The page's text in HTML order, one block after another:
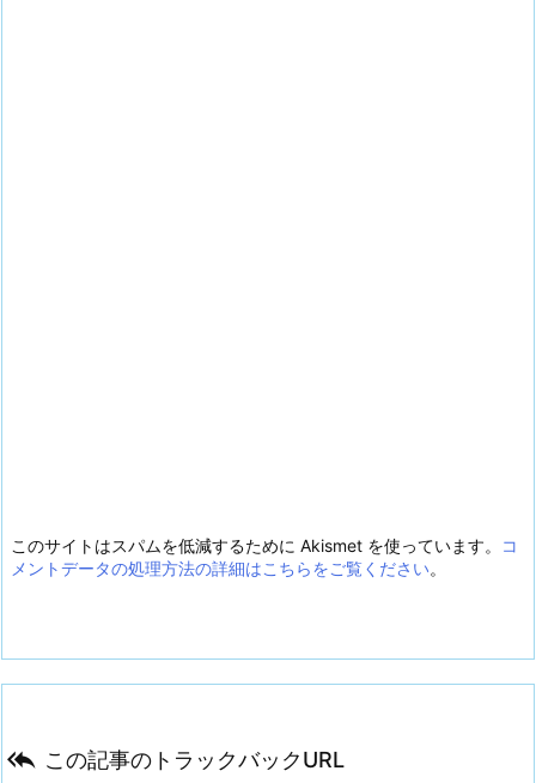
このサイトはスパムを低減するために Akismet を使っています。
コ
メントデータの処理方法の詳細はこちらをご覧ください。
 この記事のトラックバックURL